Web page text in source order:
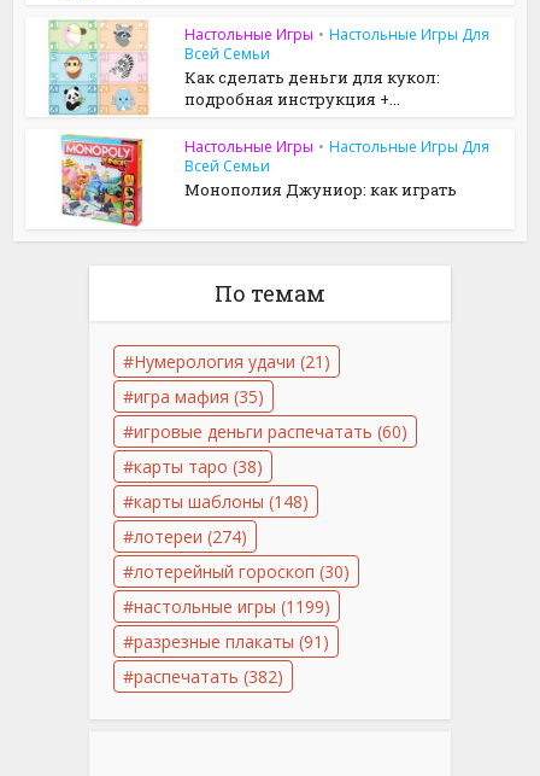
Настольные Игры • Настольные Игры Для
Всей Семьи
Как сделать деньги для кукол:
подробная инструкция +...
Настольные Игры • Настольные Игры Для
Всей Семьи
Монополия Джуниор: как играть
По темам
Нумерология удачи (21)
игра мафия (35)
игровые деньги распечатать (60)
карты таро (38)
карты шаблоны (148)
лотереи (274)
лотерейный гороскоп (30)
настольные игры (1199)
разрезные плакаты (91)
распечатать (382)